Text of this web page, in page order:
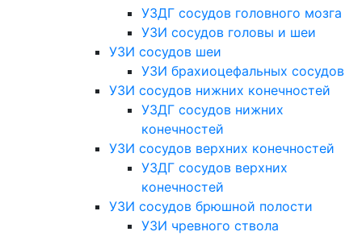
УЗДГ сосудов головного мозга
УЗИ сосудов головы и шеи
УЗИ сосудов шеи
УЗИ брахиоцефальных сосудов
УЗИ сосудов нижних конечностей
УЗДГ сосудов нижних
конечностей
УЗИ сосудов верхних конечностей
УЗДГ сосудов верхних
конечностей
УЗИ сосудов брюшной полости
УЗИ чревного ствола